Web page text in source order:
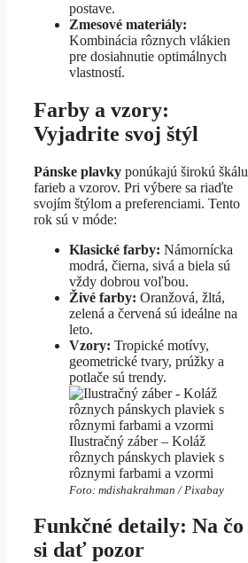
postave.
Zmesové materiály:
Kombinácia rôznych vlákien
pre dosiahnutie optimálnych
vlastností.
Farby a vzory:
Vyjadrite svoj štýl
Pánske plavky ponúkajú širokú škálu
farieb a vzorov. Pri výbere sa riaďte
svojím štýlom a preferenciami. Tento
rok sú v móde:
Klasické farby: Námornícka
modrá, čierna, sivá a biela sú
vždy dobrou voľbou.
Živé farby: Oranžová, žltá,
zelená a červená sú ideálne na
leto.
Vzory: Tropické motívy,
geometrické tvary, prúžky a
potlače sú trendy.
Ilustračný záber – Koláž
rôznych pánskych plaviek s
rôznymi farbami a vzormi
Foto: mdishakrahman / Pixabay
Funkčné detaily: Na čo
si dať pozor